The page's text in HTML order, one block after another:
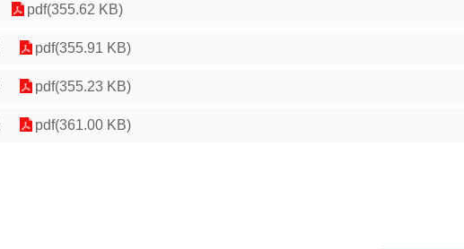
pdf(355.62 KB)
pdf(355.91 KB)
pdf(355.23 KB)
pdf(361.00 KB)